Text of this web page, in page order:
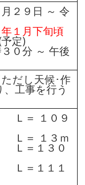
２９日 ～ 令
１月下旬頃
定)
０分 ～ 午後
だし天候･作
工事を行う
＝ １０９
＝ １３ｍ
１３０
１１１